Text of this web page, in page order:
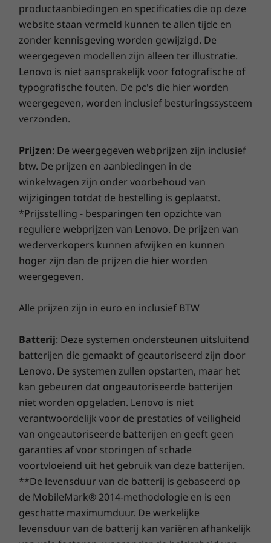
14"-laptop van de 2e generatie biedt een FHD-
resolutie en optioneel 100% sRGB-
kleurengamma voor levensechte beelden met
nauwkeurige kleuren en contrast. Het is
gebouwd voor beelden zonder flikkering en
ondersteunt de TÜV Rheinland-certificering
voor beperkt blauw licht op bepaalde
modellen. Kies een model met touchscreen om
je ervaring te verbeteren met intuïtieve
Dun, licht en onderscheidend
Met de Lenovo ThinkBook 14", 2e generatie
vallen jij en je medewerkers op dankzij het
elegante, professionele tweekleurige ontwerp.
De gestroomlijnde randen maken een scherm
mogelijk dat 85% van de behuizing beslaat. En
met slechts 17,9 mm en 1,5 kg is de laptop dun
en licht genoeg om overal mee naartoe te
nemen.
Slimmere televergaderingen
Vergelijken
cores/16 threads)
Besturingssyst
eem
Up to Windows 11
DIMM (4800MHz)
Vaste schijf
1 TB M.2 PCIe Gen
4 x 4 SSD
Vergelijken
cores/16
eem
Windows
DIMM
Ontdek alle Laptops en ultrabooks
Smart Performance
Lenovo Smart Performance verbetert je
computergebruik! Maak je computer nog krachtiger
doordat deze soepeler werkt en razendsnel opstart.
Geniet van sneller, betrouwbaarder internet met een
betere verbinding. Bescherm je IT-investering met een
verbeterde beveiliging die adware, malware en andere
bedreigingen afweert. Zo geniet je zorgeloos van je
productaanbiedingen en specificaties die op deze
website staan vermeld kunnen te allen tijde en
zonder kennisgeving worden gewijzigd. De
weergegeven modellen zijn alleen ter illustratie.
Lenovo is niet aansprakelijk voor fotografische of
typografische fouten. De pc's die hier worden
weergegeven, worden inclusief besturingssysteem
verzonden.
Prijzen: De weergegeven webprijzen zijn inclusief
btw. De prijzen en aanbiedingen in de
winkelwagen zijn onder voorbehoud van
wijzigingen totdat de bestelling is geplaatst.
*Prijsstelling - besparingen ten opzichte van
reguliere webprijzen van Lenovo. De prijzen van
wederverkopers kunnen afwijken en kunnen
hoger zijn dan de prijzen die hier worden
weergegeven.
Alle prijzen zijn in euro en inclusief BTW
Batterij: Deze systemen ondersteunen uitsluitend
batterijen die gemaakt of geautoriseerd zijn door
Lenovo. De systemen zullen opstarten, maar het
kan gebeuren dat ongeautoriseerde batterijen
niet worden opgeladen. Lenovo is niet
verantwoordelijk voor de prestaties of veiligheid
van ongeautoriseerde batterijen en geeft geen
garanties af voor storingen of schade
voortvloeiend uit het gebruik van deze batterijen.
**De levensduur van de batterij is gebaseerd op
de MobileMark® 2014-methodologie en is een
geschatte maximumduur. De werkelijke
levensduur van de batterij kan variëren afhankelijk